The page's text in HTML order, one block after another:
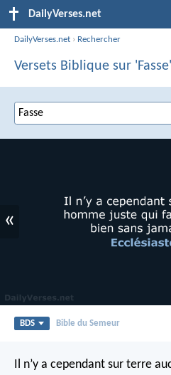
DailyVerses.net
DailyVerses.net › Rechercher
Versets Biblique sur 'Fasse'
«
BDS Bible du Semeur
Il n’y a cependant sur terre